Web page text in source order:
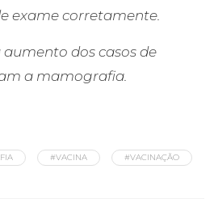
exame corretamente.
dos casos de
a mamografia.
#VACINA #VACINAÇÃO